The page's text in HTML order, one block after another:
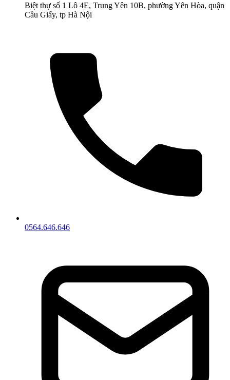
Biệt thự số 1 Lô 4E, Trung Yên 10B, phường Yên Hòa, quận
Cầu Giấy, tp Hà Nội
0564.646.646